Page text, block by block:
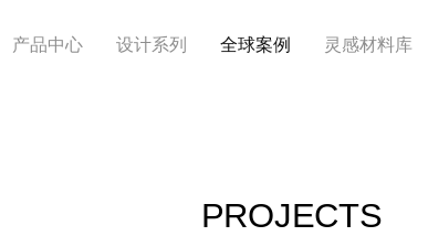
产品中心 设计系列 全球案例 灵感材料库
PROJECTS